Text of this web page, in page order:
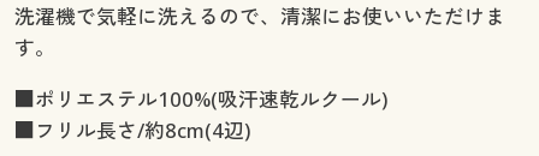
洗濯機で気軽に洗えるので、清潔にお使いいただけま
す。
■ポリエステル100%(吸汗速乾ルクール)
■フリル長さ/約8cm(4辺)